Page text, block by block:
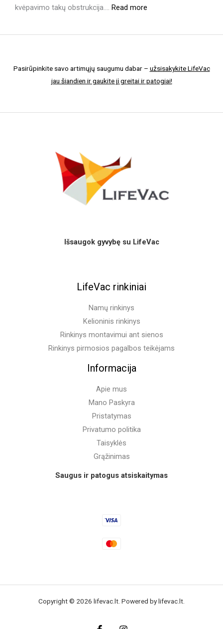
kvėpavimo takų obstrukcija.… Read more
gyvybė
#3464
Pasirūpinkite savo artimųjų saugumu dabar – užsisakykite LifeVac
jau šiandien ir gaukite jį greitai ir patogiai!
Išsaugok gyvybę su LifeVac
LifeVac rinkiniai
Namų rinkinys
Kelioninis rinkinys
Rinkinys montavimui ant sienos
Rinkinys pirmosios pagalbos teikėjams
Informacija
Apie mus
Mano Paskyra
Pristatymas
Privatumo politika
Taisyklės
Grąžinimas
Saugus ir patogus atsiskaitymas
Copyright © 2026 lifevac.lt. Powered by lifevac.lt.